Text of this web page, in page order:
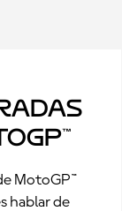
MotoGP™
hablar de